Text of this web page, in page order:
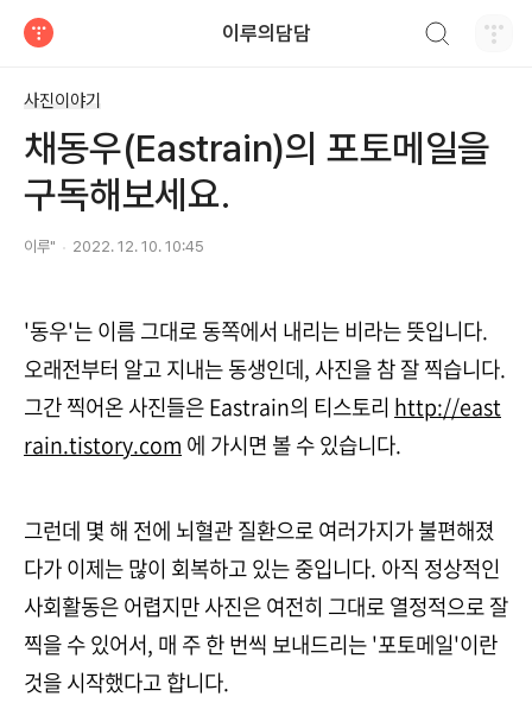
이루의담담
사진이야기
채동우(Eastrain)의 포토메일을
구독해보세요.
이루" 2022. 12. 10. 10:45
'동우'는 이름 그대로 동쪽에서 내리는 비라는 뜻입니다.
오래전부터 알고 지내는 동생인데, 사진을 참 잘 찍습니다.
그간 찍어온 사진들은 Eastrain의 티스토리 http://east
rain.tistory.com 에 가시면 볼 수 있습니다.
그런데 몇 해 전에 뇌혈관 질환으로 여러가지가 불편해졌
다가 이제는 많이 회복하고 있는 중입니다. 아직 정상적인
사회활동은 어렵지만 사진은 여전히 그대로 열정적으로 잘
찍을 수 있어서, 매 주 한 번씩 보내드리는 '포토메일'이란
것을 시작했다고 합니다.